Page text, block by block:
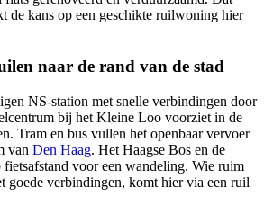
de kans op een geschikte ruilwoning hier
naar de rand van de stad
NS-station met snelle verbindingen door
bij het Kleine Loo voorziet in de
Tram en bus vullen het openbaar vervoer
van Den Haag. Het Haagse Bos en de
voor een wandeling. Wie ruim
goede verbindingen, komt hier via een ruil